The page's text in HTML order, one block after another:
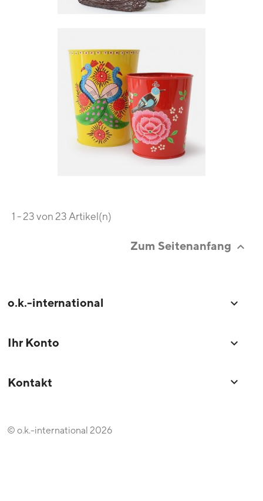
1 - 23 von 23 Artikel(n)
Zum Seitenanfang 
o.k.-international 
Ihr Konto 
Kontakt keyboard_arrow_down
© o.k.-international 2026